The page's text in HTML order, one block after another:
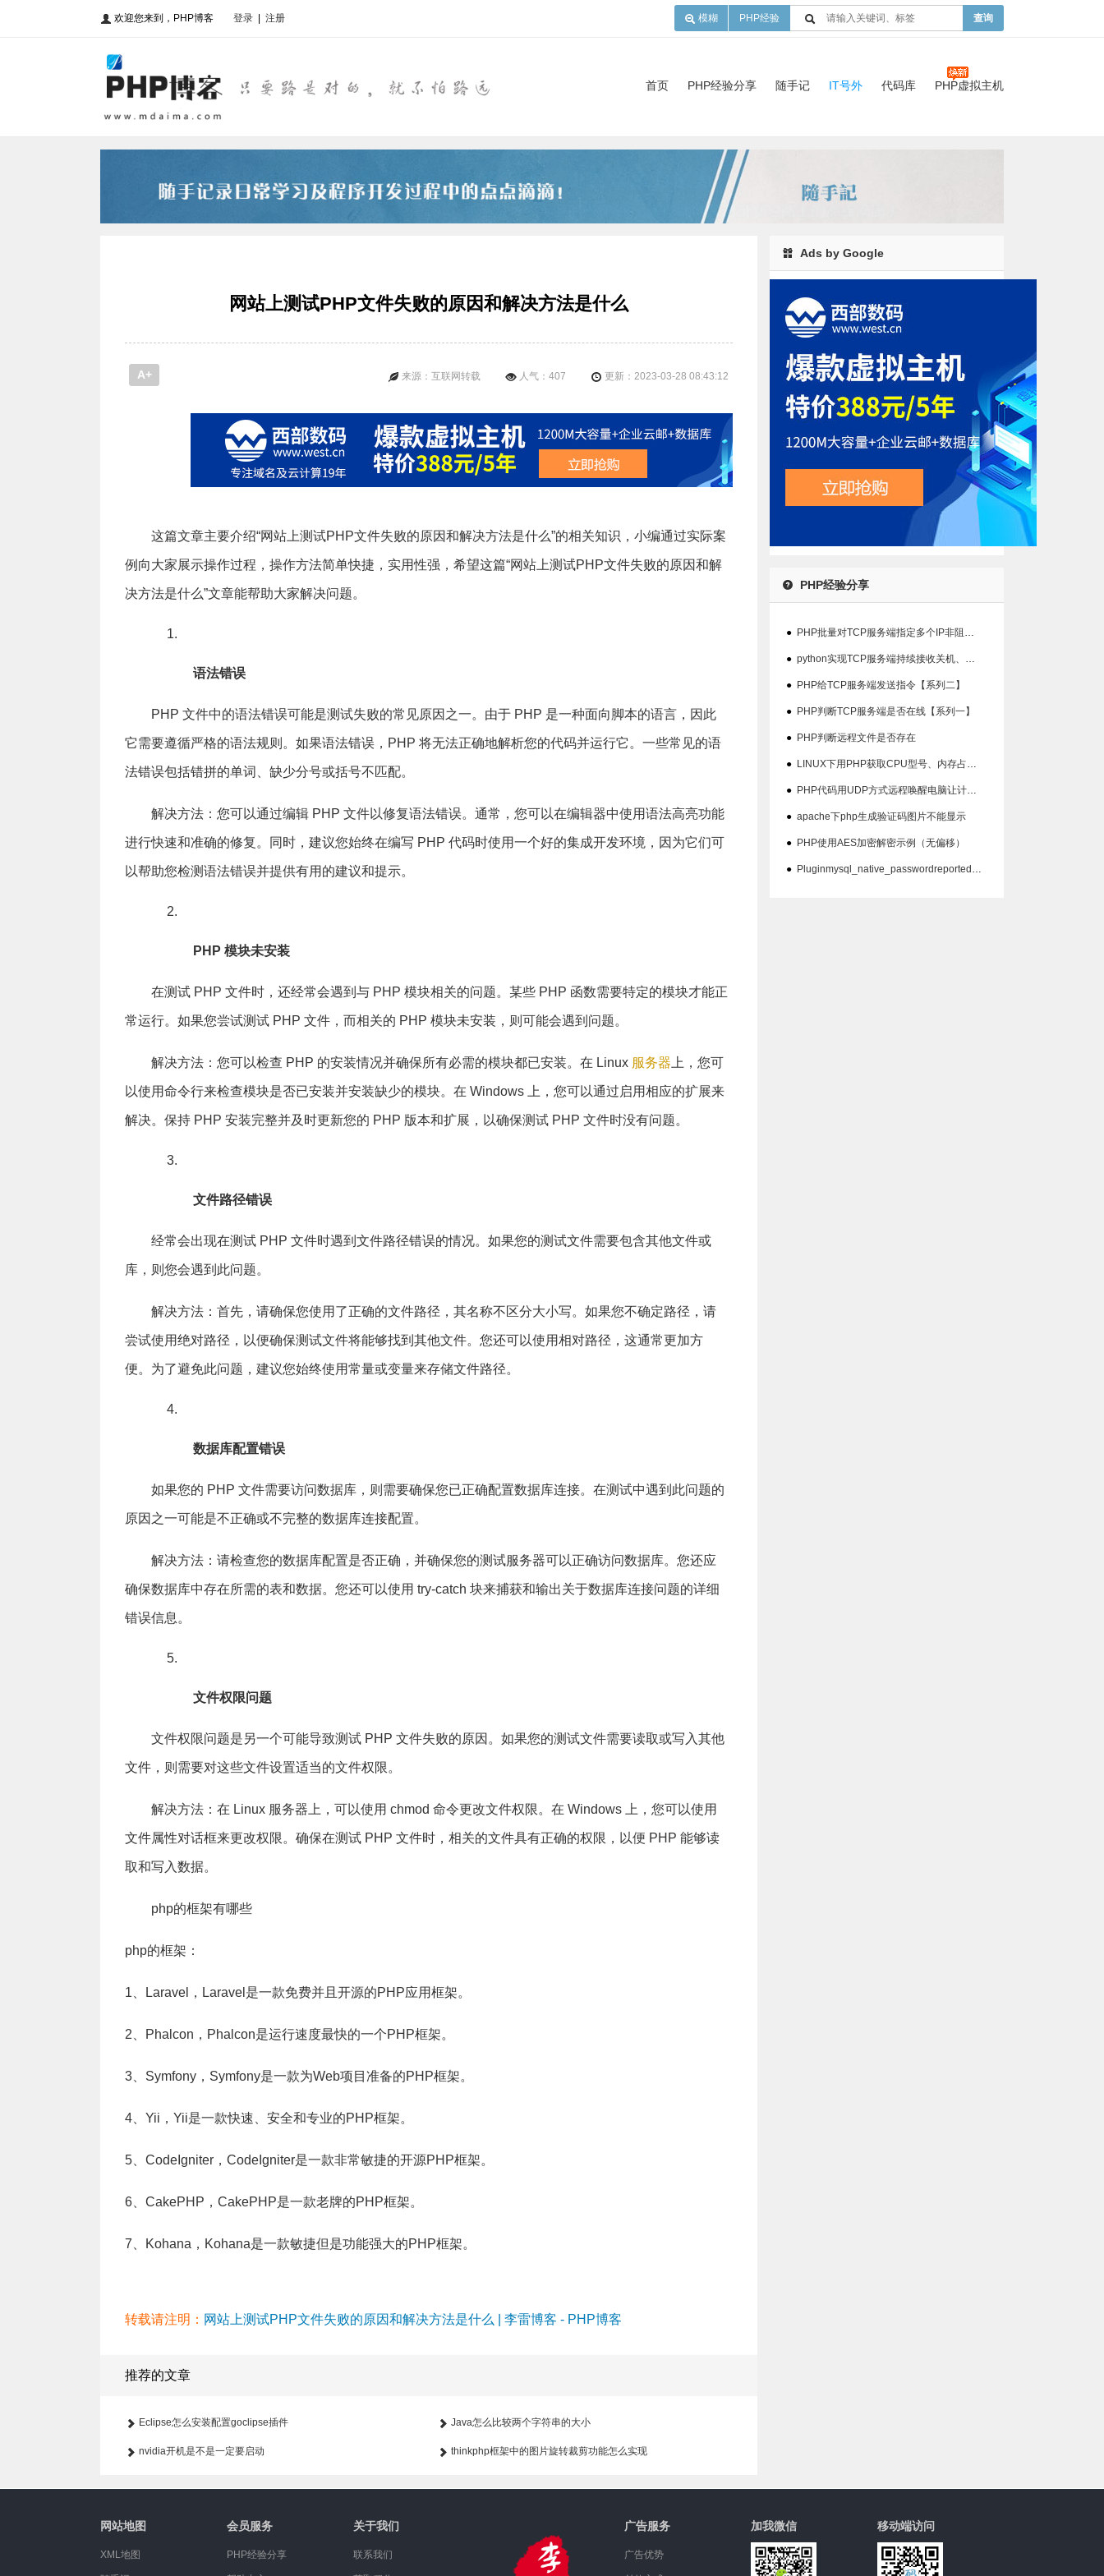
欢迎您来到，PHP博客 登录 注册 模糊 PHP经验 查询
首页 PHP经验分享 随手记 IT号外 代码库 PHP虚拟主机
网站上测试PHP文件失败的原因和解决方法是什么
更新：2023-03-28 08:43:12
人气：407
来源：互联网转载
A+
这篇文章主要介绍“网站上测试PHP文件失败的原因和解决方法是什么”的相关知识，小编通过实际案
例向大家展示操作过程，操作方法简单快捷，实用性强，希望这篇“网站上测试PHP文件失败的原因和解
决方法是什么”文章能帮助大家解决问题。
语法错误
PHP 文件中的语法错误可能是测试失败的常见原因之一。由于 PHP 是一种面向脚本的语言，因此
它需要遵循严格的语法规则。如果语法错误，PHP 将无法正确地解析您的代码并运行它。一些常见的语
法错误包括错拼的单词、缺少分号或括号不匹配。
解决方法：您可以通过编辑 PHP 文件以修复语法错误。通常，您可以在编辑器中使用语法高亮功能
进行快速和准确的修复。同时，建议您始终在编写 PHP 代码时使用一个好的集成开发环境，因为它们可
以帮助您检测语法错误并提供有用的建议和提示。
PHP 模块未安装
在测试 PHP 文件时，还经常会遇到与 PHP 模块相关的问题。某些 PHP 函数需要特定的模块才能正
常运行。如果您尝试测试 PHP 文件，而相关的 PHP 模块未安装，则可能会遇到问题。
解决方法：您可以检查 PHP 的安装情况并确保所有必需的模块都已安装。在 Linux 服务器 上，您可
以使用命令行来检查模块是否已安装并安装缺少的模块。在 Windows 上，您可以通过启用相应的扩展来
解决。保持 PHP 安装完整并及时更新您的 PHP 版本和扩展，以确保测试 PHP 文件时没有问题。
文件路径错误
经常会出现在测试 PHP 文件时遇到文件路径错误的情况。如果您的测试文件需要包含其他文件或
库，则您会遇到此问题。
解决方法：首先，请确保您使用了正确的文件路径，其名称不区分大小写。如果您不确定路径，请
尝试使用绝对路径，以便确保测试文件将能够找到其他文件。您还可以使用相对路径，这通常更加方
便。为了避免此问题，建议您始终使用常量或变量来存储文件路径。
数据库配置错误
如果您的 PHP 文件需要访问数据库，则需要确保您已正确配置数据库连接。在测试中遇到此问题的
原因之一可能是不正确或不完整的数据库连接配置。
解决方法：请检查您的数据库配置是否正确，并确保您的测试服务器可以正确访问数据库。您还应
确保数据库中存在所需的表和数据。您还可以使用 try-catch 块来捕获和输出关于数据库连接问题的详细
错误信息。
文件权限问题
文件权限问题是另一个可能导致测试 PHP 文件失败的原因。如果您的测试文件需要读取或写入其他
文件，则需要对这些文件设置适当的文件权限。
解决方法：在 Linux 服务器上，可以使用 chmod 命令更改文件权限。在 Windows 上，您可以使用
文件属性对话框来更改权限。确保在测试 PHP 文件时，相关的文件具有正确的权限，以便 PHP 能够读
取和写入数据。
php的框架有哪些
php的框架：
1、Laravel，Laravel是一款免费并且开源的PHP应用框架。
2、Phalcon，Phalcon是运行速度最快的一个PHP框架。
3、Symfony，Symfony是一款为Web项目准备的PHP框架。
4、Yii，Yii是一款快速、安全和专业的PHP框架。
5、CodeIgniter，CodeIgniter是一款非常敏捷的开源PHP框架。
6、CakePHP，CakePHP是一款老牌的PHP框架。
7、Kohana，Kohana是一款敏捷但是功能强大的PHP框架。
转载请注明： 网站上测试PHP文件失败的原因和解决方法是什么 | 李雷博客 - PHP博客
推荐的文章
Eclipse怎么安装配置goclipse插件 Java怎么比较两个字符串的大小
nvidia开机是不是一定要启动 thinkphp框架中的图片旋转裁剪功能怎么实现
Ads by Google
PHP经验分享
● PHP批量对TCP服务端指定多个IP非阻塞检查在线状态
● python实现TCP服务端持续接收关机、重启指令并输出结果【系列三】
● PHP给TCP服务端发送指令【系列二】
● PHP判断TCP服务端是否在线【系列一】
● PHP判断远程文件是否存在
● LINUX下用PHP获取CPU型号、内存占用、硬盘占用等信息代码
● PHP代码用UDP方式远程唤醒电脑让计算机开机
● apache下php生成验证码图片不能显示
● PHP使用AES加密解密示例（无偏移）
● Pluginmysql_native_passwordreported:''mysql_native_password'isdeprecate问题
网站地图
XML地图
会员服务
PHP经验分享
关于我们
联系我们
广告服务
广告优势
加我微信 移动端访问